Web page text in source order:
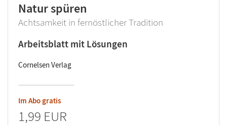
Natur spüren
Achtsamkeit in fernöstlicher Tradition
Arbeitsblatt mit Lösungen
Cornelsen Verlag
Im Abo gratis
1,99 EUR